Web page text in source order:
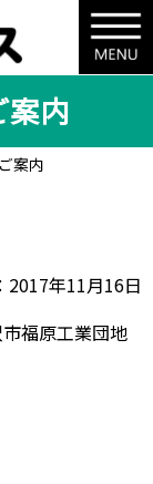
案内
案内
2017年11月16日
福原工業団地